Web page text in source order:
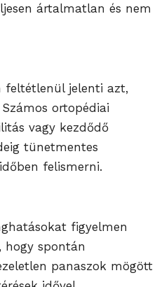
ártalmatlan és nem
feltétlenül jelenti azt,
ortopédiai
vagy kezdődő
tünetmentes
felismerni.
figyelmen
hogy spontán
panaszok mögött